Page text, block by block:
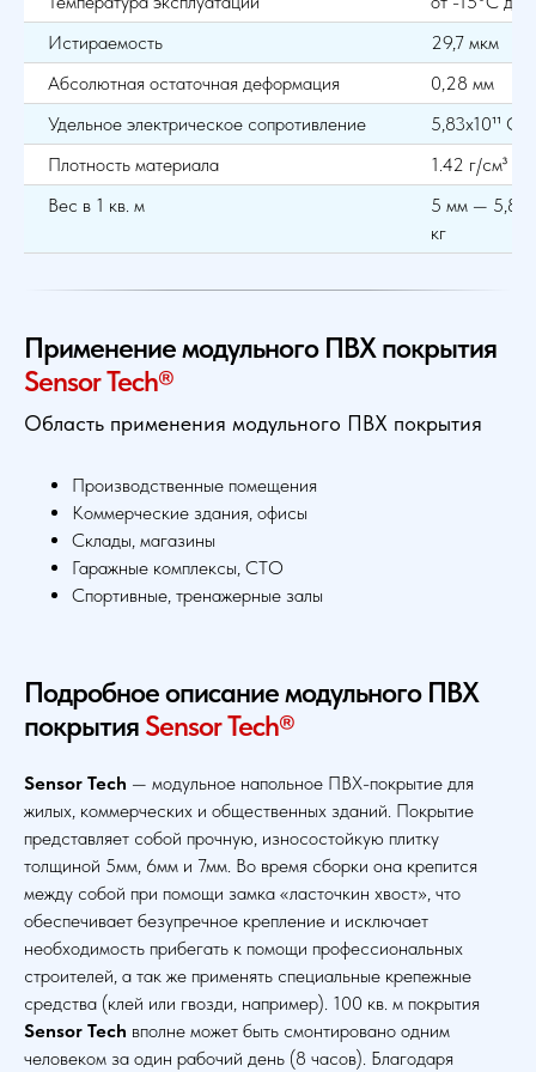
Истираемость
29,7 мкм
Абсолютная остаточная деформация
0,28 мм
Удельное электрическое сопротивление
5,83х10¹¹
Плотность материала
1.42 г/см³
Вес в 1 кв. м
5 мм — 5,8
кг
Применение модульного ПВХ покрытия
Sensor Tech®
Область применения модульного ПВХ покрытия
Производственные помещения
Коммерческие здания, офисы
Склады, магазины
Гаражные комплексы, СТО
Спортивные, тренажерные залы
Подробное описание модульного ПВХ
покрытия Sensor Tech®
Sensor Tech — модульное напольное ПВХ-покрытие для
жилых, коммерческих и общественных зданий. Покрытие
представляет собой прочную, износостойкую плитку
толщиной 5мм, 6мм и 7мм. Во время сборки она крепится
между собой при помощи замка «ласточкин хвост», что
обеспечивает безупречное крепление и исключает
необходимость прибегать к помощи профессиональных
строителей, а так же применять специальные крепежные
средства (клей или гвозди, например). 100 кв. м покрытия
Sensor Tech вполне может быть смонтировано одним
человеком за один рабочий день (8 часов). Благодаря